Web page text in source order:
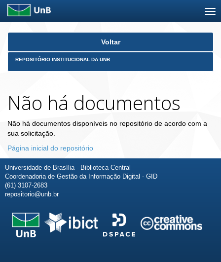
Skip
Voltar
REPOSITÓRIO INSTITUCIONAL DA UNB
Não há documentos
Não há documentos disponíveis no repositório de acordo com a
sua solicitação.
Página inicial do repositório
Universidade de Brasília - Biblioteca Central
Coordenadoria de Gestão da Informação Digital - GID
(61) 3107-2683
repositorio@unb.br